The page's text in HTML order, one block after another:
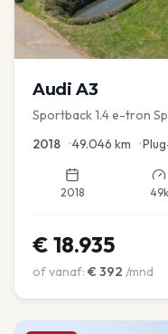
Audi A3
Sportback 1.4 e-tron
2018 •49.046 km •
2018 49k
€ 18.935
of vanaf: € 392 /mnd